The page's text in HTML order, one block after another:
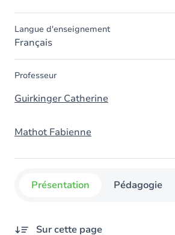
Langue d'enseignement
Français
Professeur
Guirkinger Catherine
Mathot Fabienne
Présentation Pédagogie
Sur cette page